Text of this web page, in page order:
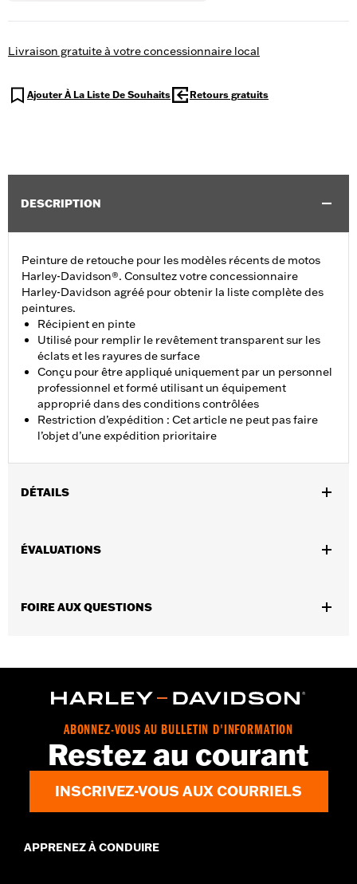
Livraison gratuite à votre concessionnaire local
Ajouter À La Liste De Souhaits Retours gratuits
DESCRIPTION
Peinture de retouche pour les modèles récents de motos
Harley-Davidson®. Consultez votre concessionnaire
Harley-Davidson agréé pour obtenir la liste complète des
peintures.
Récipient en pinte
Utilisé pour remplir le revêtement transparent sur les
éclats et les rayures de surface
Conçu pour être appliqué uniquement par un personnel
professionnel et formé utilisant un équipement
approprié dans des conditions contrôlées
Restriction d’expédition : Cet article ne peut pas faire
l’objet d’une expédition prioritaire
DÉTAILS
Vendues en unités:
ÉVALUATIONS
FOIRE AUX QUESTIONS
ABONNEZ-VOUS AU BULLETIN D'INFORMATION
Restez au courant
INSCRIVEZ-VOUS AUX COURRIELS
APPRENEZ À CONDUIRE